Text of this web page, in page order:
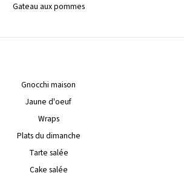
Gateau aux pommes
Gnocchi maison
Jaune d'oeuf
Wraps
Plats du dimanche
Tarte salée
Cake salée